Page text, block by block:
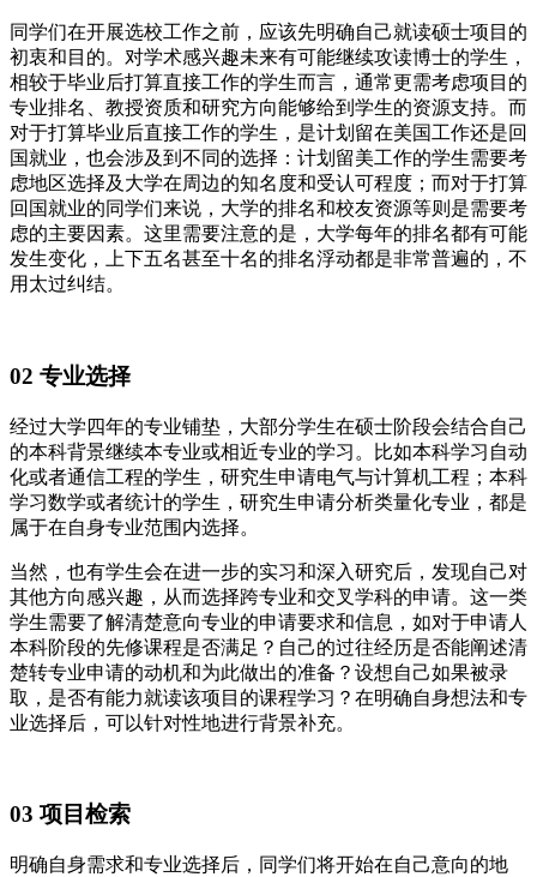
同学们在开展选校工作之前，应该先明确自己就读硕士项目的
初衷和目的。对学术感兴趣未来有可能继续攻读博士的学生，
相较于毕业后打算直接工作的学生而言，通常更需考虑项目的
专业排名、教授资质和研究方向能够给到学生的资源支持。而
对于打算毕业后直接工作的学生，是计划留在美国工作还是回
国就业，也会涉及到不同的选择：计划留美工作的学生需要考
虑地区选择及大学在周边的知名度和受认可程度；而对于打算
回国就业的同学们来说，大学的排名和校友资源等则是需要考
虑的主要因素。这里需要注意的是，大学每年的排名都有可能
发生变化，上下五名甚至十名的排名浮动都是非常普遍的，不
用太过纠结。
02 专业选择
经过大学四年的专业铺垫，大部分学生在硕士阶段会结合自己
的本科背景继续本专业或相近专业的学习。比如本科学习自动
化或者通信工程的学生，研究生申请电气与计算机工程；本科
学习数学或者统计的学生，研究生申请分析类量化专业，都是
属于在自身专业范围内选择。
当然，也有学生会在进一步的实习和深入研究后，发现自己对
其他方向感兴趣，从而选择跨专业和交叉学科的申请。这一类
学生需要了解清楚意向专业的申请要求和信息，如对于申请人
本科阶段的先修课程是否满足？自己的过往经历是否能阐述清
楚转专业申请的动机和为此做出的准备？设想自己如果被录
取，是否有能力就读该项目的课程学习？在明确自身想法和专
业选择后，可以针对性地进行背景补充。
03 项目检索
明确自身需求和专业选择后，同学们将开始在自己意向的地